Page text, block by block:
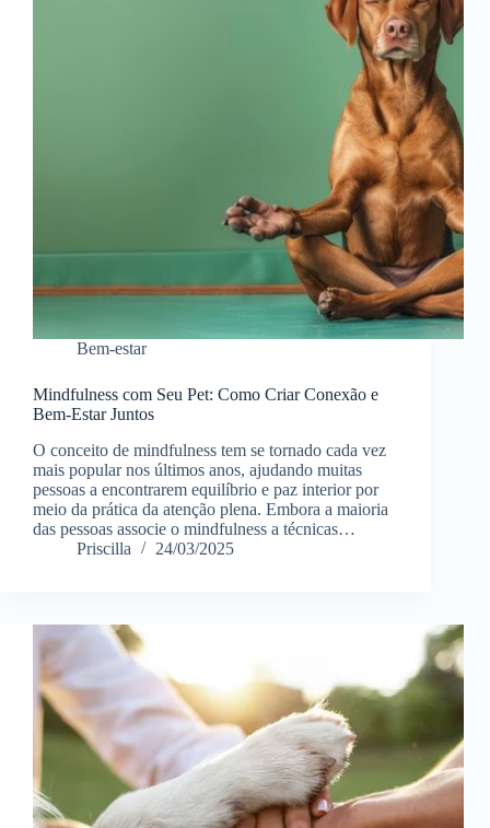
Bem-estar
Mindfulness com Seu Pet: Como Criar Conexão e
Bem-Estar Juntos
O conceito de mindfulness tem se tornado cada vez
mais popular nos últimos anos, ajudando muitas
pessoas a encontrarem equilíbrio e paz interior por
meio da prática da atenção plena. Embora a maioria
das pessoas associe o mindfulness a técnicas…
Priscilla
24/03/2025